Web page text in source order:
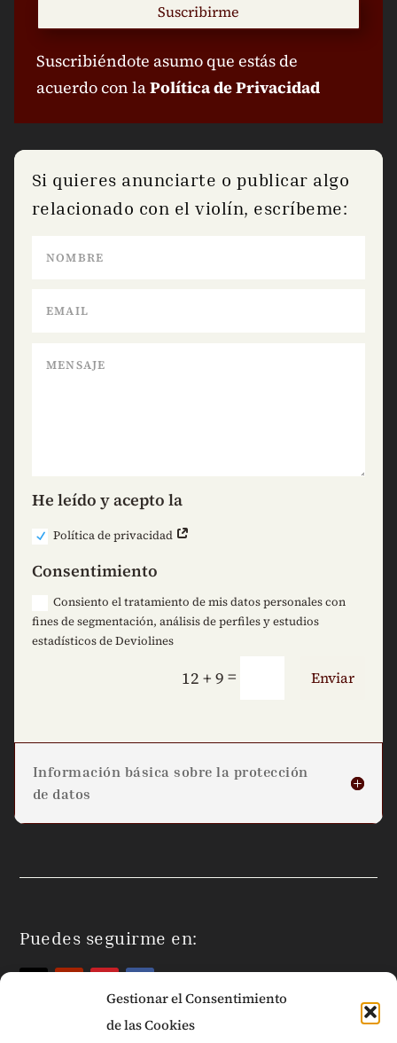
Gestionar el Consentimiento
de las Cookies
Suscribirme
Suscribiéndote asumo que estás de
acuerdo con laPolítica de Privacidad
Si quieres anunciarte o publicar algo
relacionado con el violín, escríbeme:
He leído y acepto la
Política de privacidad
Consentimiento
Consiento el tratamiento de mis datos personales con
fines de segmentación, análisis de perfiles y estudios
estadísticos de Deviolines
12 + 9 = Enviar
Información básica sobre la protección
de datos
Puedes seguirme en: